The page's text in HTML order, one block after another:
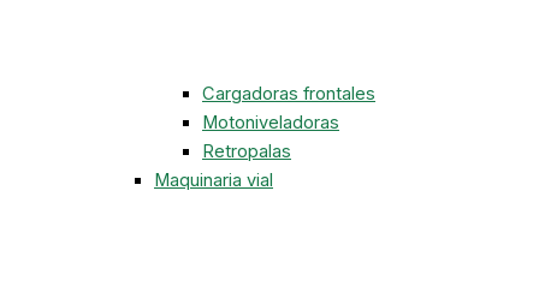
Cargadoras frontales
Motoniveladoras
Retropalas
Maquinaria vial